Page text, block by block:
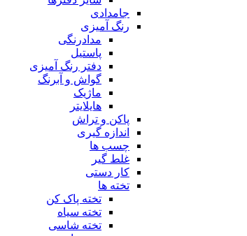
جامدادی
رنگ آمیزی
مدادرنگی
پاستیل
دفتر رنگ آمیزی
گواش و آبرنگ
ماژیک
هایلایتر
پاکن و تراش
اندازه گیری
چسب ها
غلط گیر
کار دستی
تخته ها
تخته پاک کن
تخته سیاه
تخته شاسی